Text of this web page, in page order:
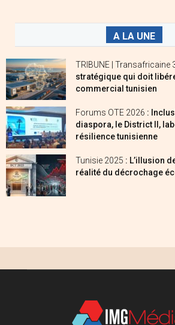
A LA UNE
TRIBUNE | Transafricaine
stratégique qui doit
commercial tunisien
Forums OTE 2026 :
diaspora, le District II,
résilience tunisienne
Tunisie 2025 : L’illusion
réalité du décrochage